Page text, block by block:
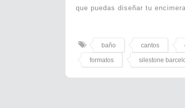
que puedas diseñar tu
baño cantos
formatos silestone